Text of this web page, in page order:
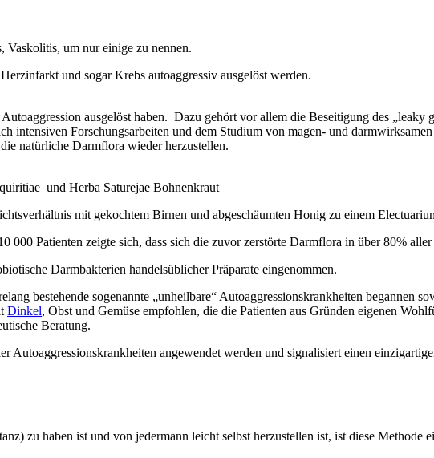
Vaskolitis, um nur einige zu nennen.
und sogar Krebs autoaggressiv ausgelöst werden.
ausgelöst haben. Dazu gehört vor allem die Beseitigung des „leaky
intensiven Forschungsarbeiten und dem Studium von magen- und
natürliche Darmflora wieder herzustellen.
und Herba Saturejae Bohnenkraut
mit gekochtem Birnen und abgeschäumten Honig zu einem
Patienten zeigte sich, dass sich die zuvor zerstörte Darmflora in über 80%
Darmbakterien handelsüblicher Präparate eingenommen.
bestehende sogenannte „unheilbare“ Autoaggressionskrankheiten begannen
Dinkel, Obst und Gemüse empfohlen, die die Patienten aus Gründen eigenen
Beratung.
Autoaggressionskrankheiten angewendet werden und signalisiert einen
zu haben ist und von jedermann leicht selbst herzustellen ist, ist diese Methode